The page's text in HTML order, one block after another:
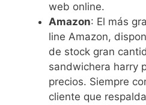
web online.
Amazon: El más
line Amazon,
de stock gran
sandwichera harry
precios. Siempre
cliente que